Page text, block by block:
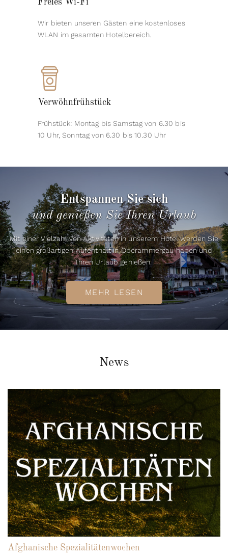
Freies Wi-Fi
Wir bieten unseren Gästen eine kostenloses
WLAN im gesamten Hotelbereich.
Verwöhnfrühstück
Frühstück: Montag bis Samstag von 6.30 bis
10 Uhr, Sonntag von 6.30 bis 10.30 Uhr
Entspannen Sie sich
und genießen Sie Ihren Urlaub
Mit einer Vielzahl von Aktivitäten in unserem Hotel werden Sie
einen großartigen Aufenthalt in Oberammergau haben und
Ihren Urlaub genießen.
MEHR LESEN
News
Afghanische Spezialitätenwochen